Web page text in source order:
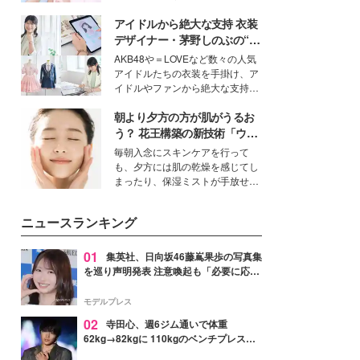
ます。
モデル・愛甲ひかりさんと橋下美
好さんを迎えて本音で女子会トー
ク。猛暑のお出かけを快適に過ご
すヒントや、2人が感動した夏の
生理の新常識にも迫りました。
アイドルから絶大な支持 衣装
デザイナー・茅野しのぶの“可
愛い”を作る美学＜「シチズン
クロスシー」インタビュー＞
AKB48や＝LOVEなど数々の人気
アイドルたちの衣装を手掛け、ア
イドルやファンから絶大な支持を
取締役兼クリエイティブディレク
ター・茅野しのぶ。一人ひとりの
個性に寄り添い、魅力を引き出す
衣装作りは、多くの女性たちに勇
気と自信を与え続けている。
朝より夕方の方が肌がうるお
う？ 花王構築の新技術「ウォ
ーターキャプチャリングスキ
ン（捕水肌）」がスキンケア
の常識を変える予感
毎朝入念にスキンケアを行って
も、夕方には肌の乾燥を感じてし
まったり、保湿ミストが手放せな
性を秘めた、革新的な「Water
Capturing Skin（ウォーターキャ
プチャリングスキン：捕水肌）」
技術を、花王が構築した。
ニュースランキング
01
集英社、日向坂46藤嶌果歩の写真集
を巡り声明発表 注意喚起も「必要に応じ
モデルプレス
02 寺田心、週6ジム通いで体重
62kg→82kgに 110kgのベンチプレス持